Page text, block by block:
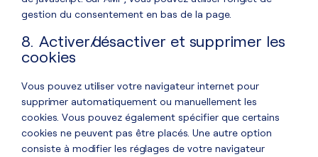
gestion du consentement en bas de la page.
8. Activer/désactiver et supprimer les
cookies
Vous pouvez utiliser votre navigateur internet pour
supprimer automatiquement ou manuellement les
cookies. Vous pouvez également spécifier que certains
cookies ne peuvent pas être placés. Une autre option
consiste à modifier les réglages de votre navigateur